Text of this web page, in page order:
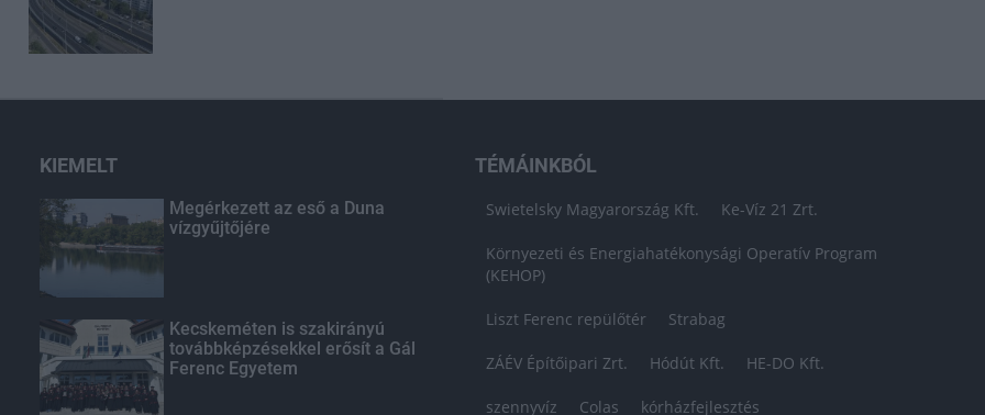
KIEMELT
Megérkezett az eső a Duna
vízgyűjtőjére
Kecskeméten is szakirányú
továbbképzésekkel erősít a Gál
Ferenc Egyetem
TÉMÁINKBÓL
Swietelsky Magyarország Kft. Ke-Víz 21 Zrt.
Környezeti és Energiahatékonysági Operatív Program
(KEHOP)
Liszt Ferenc repülőtér Strabag
ZÁÉV Építőipari Zrt. Hódút Kft. HE-DO Kft.
szennyvíz Colas kórházfejlesztés